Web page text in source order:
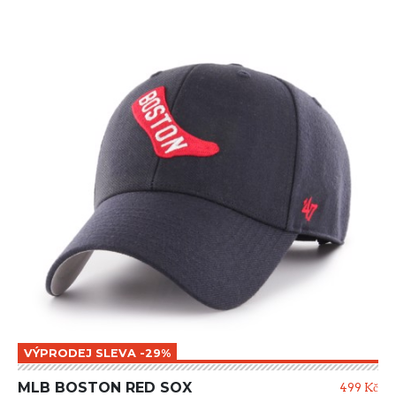
VÝPRODEJ SLEVA -29%
MLB BOSTON RED SOX 499 Kč